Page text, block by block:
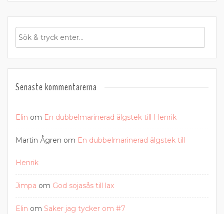
Senaste kommentarerna
Elin om En dubbelmarinerad älgstek till Henrik
Martin Ågren om En dubbelmarinerad älgstek till
Henrik
Jimpa om God sojasås till lax
Elin om Saker jag tycker om #7